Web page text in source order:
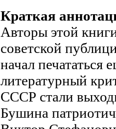
Краткая
Авторы этой
советской
начал печататься
литературный
СССР стали
Бушина